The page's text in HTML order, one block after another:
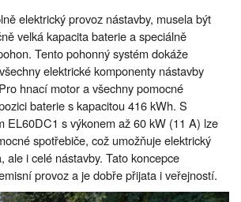
elektrický provoz nástavby, musela být
velká kapacita baterie a speciálně
Tento pohonný systém dokáže
elektrické komponenty nástavby
hnací motor a všechny pomocné
baterie s kapacitou 416 kWh. S
EL60DC1 s výkonem až 60 kW (11 A) lze
spotřebiče, což umožňuje elektrický
ale i celé nástavby. Tato koncepce
provoz a je dobře přijata i veřejností.